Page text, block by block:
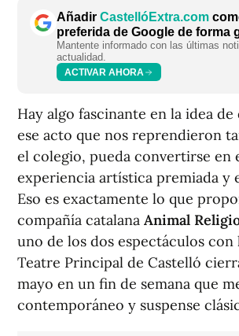
Añadir CastellóExtra.com
preferida de Google de forma
Mantente informado con las últimas
actualidad.
ACTIVAR AHORA
Hay algo fascinante en la idea de
ese acto que nos reprendieron
el colegio, pueda convertirse en
experiencia artística premiada y
Eso es exactamente lo que
compañía catalana Animal
uno de los dos espectáculos con
Teatre Principal de Castelló
mayo en un fin de semana que
contemporáneo y suspense